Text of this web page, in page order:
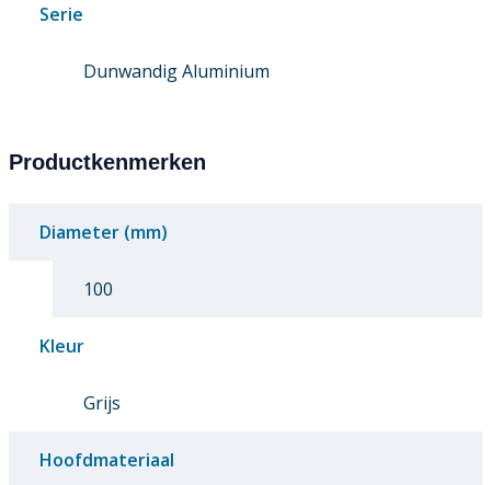
Serie
Dunwandig Aluminium
Productkenmerken
Diameter (mm)
100
Kleur
Grijs
Hoofdmateriaal